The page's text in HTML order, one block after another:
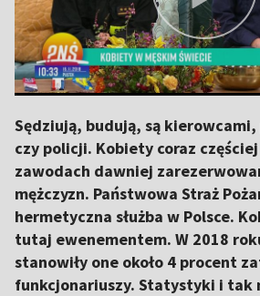
Sędziują, budują, są
czy policji. Kobiety coraz
zawodach dawniej
mężczyzn. Państwowa Straż
hermetyczna służba w Polsce.
tutaj ewenementem. W 2018
stanowiły one około 4 procent
funkcjonariuszy. Statystyki i tak